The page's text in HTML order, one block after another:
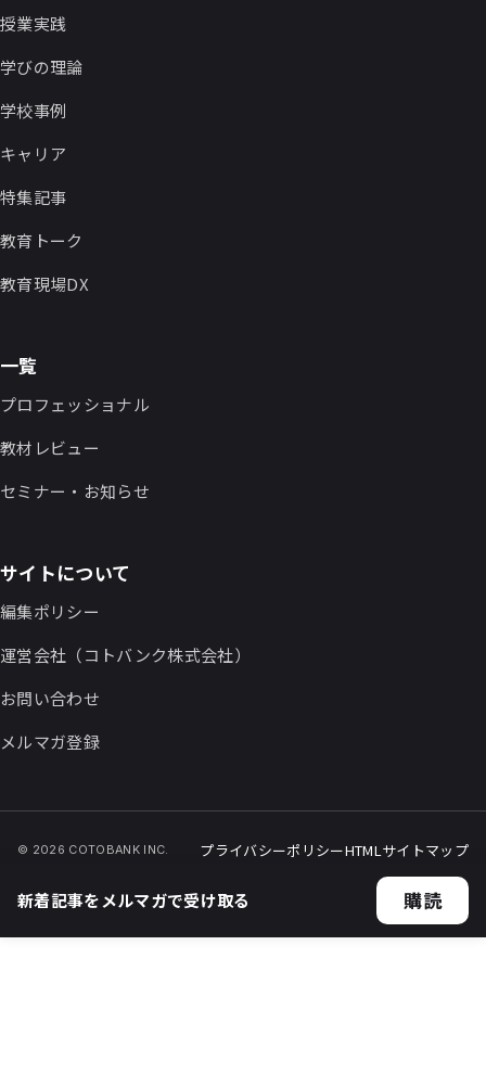
授業実践
学びの理論
学校事例
キャリア
特集記事
教育トーク
教育現場DX
一覧
プロフェッショナル
教材レビュー
セミナー・お知らせ
サイトについて
編集ポリシー
運営会社（コトバンク株式会社）
お問い合わせ
メルマガ登録
© 2026 COTOBANK INC. プライバシーポリシーHTMLサイトマップ
新着記事をメルマガで受け取る 購読